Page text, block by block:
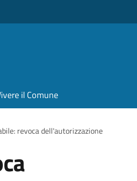
il Comune
revoca dell'autorizzazione